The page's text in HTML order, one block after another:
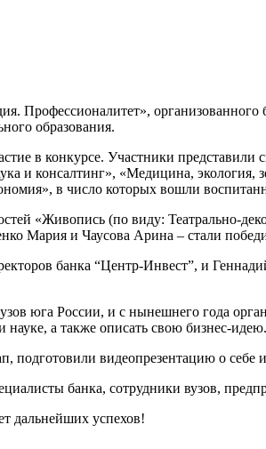
Профессионалитет»,
образования.
в конкурсе. Участники
и консалтинг», «Медицина, экология,
в число которых вошли
«Живопись (по виду: Театрально-
Мария и Чаусова Арина – стали
банка “Центр-Инвест”, и
юга России, и с нынешнего года
науке, а также описать свою бизнес-идею.
видеопрезентацию о себе
банка, сотрудники вузов,
дальнейших успехов!